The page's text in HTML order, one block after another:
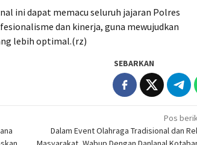
ini dapat memacu seluruh jajaran Polres
dan kinerja, guna mewujudkan
lebih optimal.(rz)
SEBARKAN
Pos
Dalam Event Olahraga Tradisional dan